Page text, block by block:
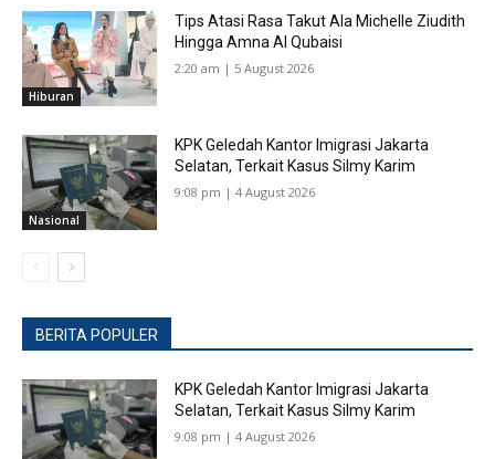
Hiburan
Tips Atasi Rasa Takut Ala Michelle Ziudith
Hingga Amna Al Qubaisi
2:20 am | 5 August 2026
Nasional
KPK Geledah Kantor Imigrasi Jakarta
Selatan, Terkait Kasus Silmy Karim
9:08 pm | 4 August 2026
BERITA POPULER
KPK Geledah Kantor Imigrasi Jakarta
Selatan, Terkait Kasus Silmy Karim
9:08 pm | 4 August 2026